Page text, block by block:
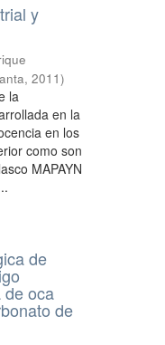
y
, 2011)
la
en la
en los
como son
MAPAYN
de
de oca
de